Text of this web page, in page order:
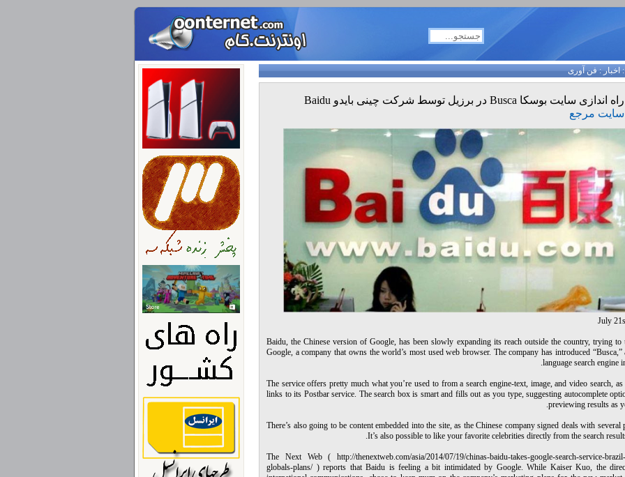
اخبار:فن آوری
راه اندازی سایت بوسکا Busca در برزیل توسط شرکت چینی بایدو Baidu
سایت مرجع
July
Baidu, the Chinese version of Google, has been slowly expanding its reach outside the country, trying to
Google, a company that owns the world’s most used web browser. The company has introduced “Busca,”
language search engine
The service offers pretty much what you’re used to from a search engine-text, image, and video search,
links to its Postbar service. The search box is smart and fills out as you type, suggesting autocomplete
previewing results as
There’s also going to be content embedded into the site, as the Chinese company signed deals with several
It’s also possible to like your favorite celebrities directly from the search
The Next Web ( http://thenextweb.com/asia/2014/07/19/chinas-baidu-takes-google-search-service-
globals-plans/ ) reports that Baidu is feeling a bit intimidated by Google. While Kaiser Kuo, the